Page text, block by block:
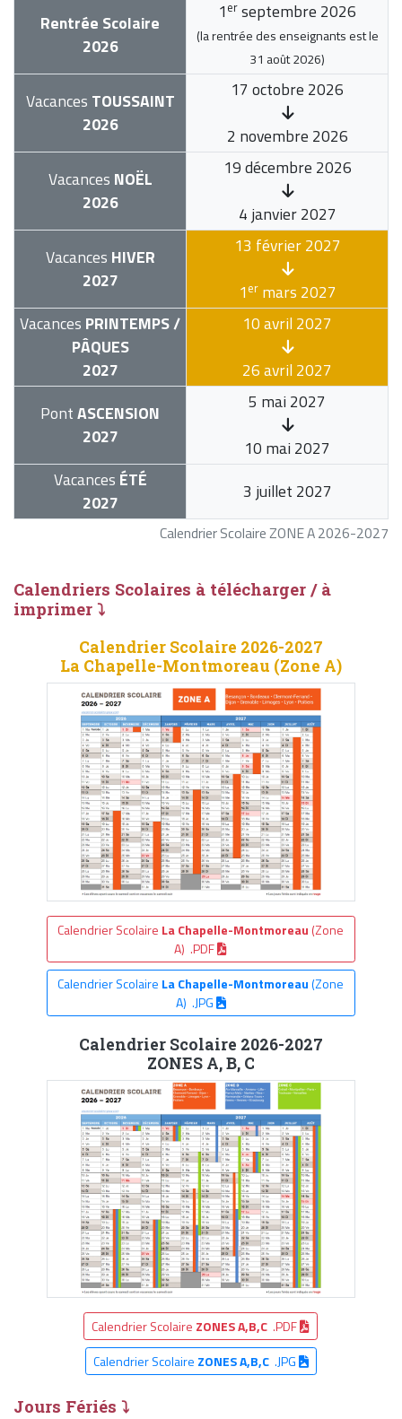
Calendrier Scolaire ZONE A 2026-2027
Rentrée Scolaire
2026
1 er septembre 2026
(la rentrée des enseignants est le
31 août 2026)
Vacances TOUSSAINT
2026
17 octobre 2026
2 novembre 2026
Vacances NOËL
2026
19 décembre 2026
4 janvier 2027
Vacances HIVER
2027
13 février 2027
1ermars 2027
Vacances PRINTEMPS /
PÂQUES
2027
10 avril 2027
26 avril 2027
PontASCENSION
2027
5 mai 2027
10 mai 2027
Vacances ÉTÉ
2027
3 juillet 2027
Calendriers Scolaires à télécharger / à
imprimer ⤵
Calendrier Scolaire 2026-2027
La Chapelle-Montmoreau (Zone A)
Calendrier Scolaire La Chapelle-Montmoreau (Zone
A) .PDF
Calendrier Scolaire La Chapelle-Montmoreau(Zone
A) .JPG
Calendrier Scolaire 2026-2027
ZONES A, B, C
Calendrier Scolaire ZONES A,B,C .PDF
Calendrier Scolaire ZONES A,B,C.JPG
Jours Fériés ⤵